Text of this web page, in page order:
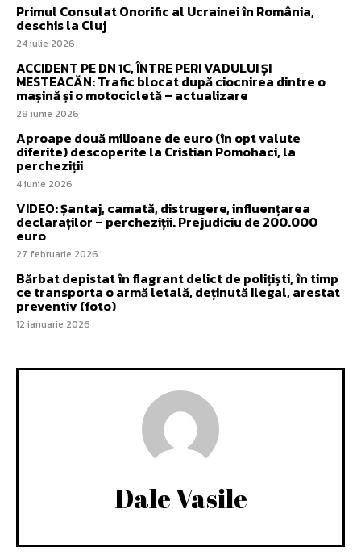
Primul Consulat Onorific al Ucrainei în România,
deschis la Cluj
24 iulie 2026
ACCIDENT PE DN 1C, ÎNTRE PERI VADULUI ȘI
MESTEACĂN: Trafic blocat după ciocnirea dintre o
mașină și o motocicletă – actualizare
28 iunie 2026
Aproape două milioane de euro (în opt valute
diferite) descoperite la Cristian Pomohaci, la
percheziții
4 iunie 2026
VIDEO: Șantaj, camată, distrugere, influențarea
declaraților – percheziții. Prejudiciu de 200.000
euro
27 februarie 2026
Bărbat depistat în flagrant delict de polițiști, în timp
ce transporta o armă letală, deținută ilegal, arestat
preventiv (foto)
12 ianuarie 2026
Dale Vasile